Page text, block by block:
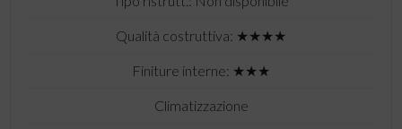
Qualità costruttiva: ★★★★
Finiture interne: ★★★
Climatizzazione